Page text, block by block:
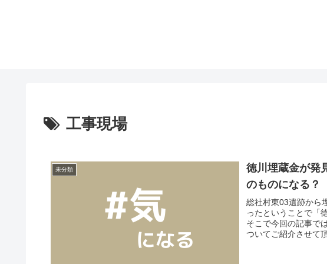
工事現場
未分類
徳川埋蔵金が発
のものになる？
総社村東03遺跡から
ったということで「
そこで今回の記事で
ついてご紹介させて